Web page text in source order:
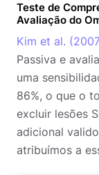
Teste de
Avaliação do
Kim et al.
Passiva e
uma
86%, o que o
excluir lesões
adicional
atribuímos a